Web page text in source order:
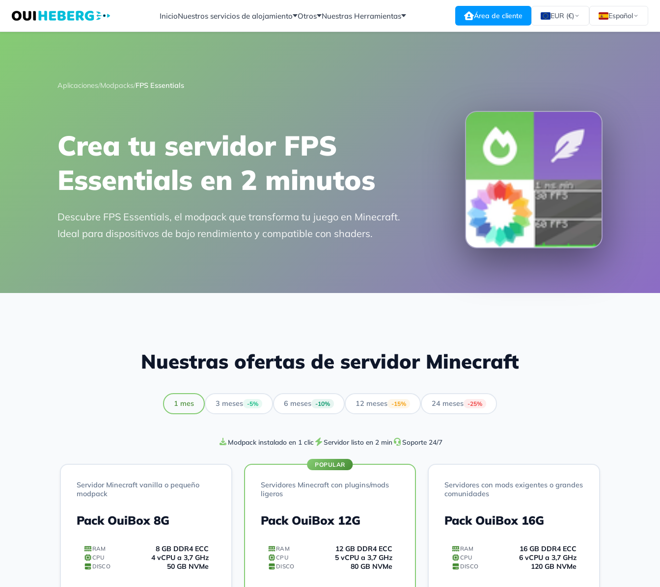
InicioNuestros servicios de alojamiento Otros Nuestras Herramientas Área de cliente EUR (€) Español
Aplicaciones/Modpacks/FPS Essentials
Crea tu servidor FPS
Essentials en 2 minutos
Descubre FPS Essentials, el modpack que transforma tu juego en Minecraft.
Ideal para dispositivos de bajo rendimiento y compatible con shaders.
Nuestras ofertas de servidor Minecraft
1 mes 3 meses -5% 6 meses -10% 12 meses -15% 24 meses -25%
Modpack instalado en 1 clic Servidor listo en 2 min Soporte 24/7
Servidor Minecraft vanilla o pequeño
modpack
Pack OuiBox 8G
RAM 8 GB DDR4 ECC
CPU 4 vCPU a 3,7 GHz
DISCO 50 GB NVMe
POPULAR
Servidores Minecraft con plugins/mods
ligeros
Pack OuiBox 12G
RAM 12 GB DDR4 ECC
CPU 5 vCPU a 3,7 GHz
DISCO 80 GB NVMe
Servidores con mods exigentes o grandes
comunidades
Pack OuiBox 16G
RAM 16 GB DDR4 ECC
CPU 6 vCPU a 3,7 GHz
DISCO 120 GB NVMe